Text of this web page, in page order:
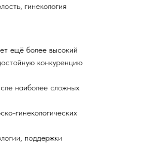
гинекология
ещё более высокий
конкуренцию
наиболее сложных
гинекологических
поддержки